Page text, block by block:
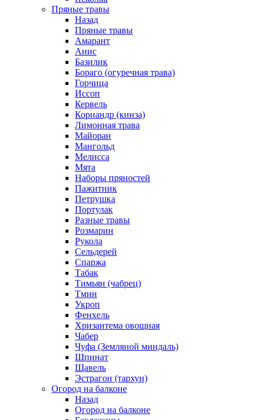
Пряные травы
Назад
Пряные травы
Амарант
Анис
Базилик
Бораго (огуречная трава)
Горчица
Иссоп
Кервель
Кориандр (кинза)
Лимонная трава
Майоран
Мангольд
Мелисса
Мята
Наборы пряностей
Пажитник
Петрушка
Портулак
Разные травы
Розмарин
Рукола
Сельдерей
Спаржа
Табак
Тимьян (чабрец)
Тмин
Укроп
Фенхель
Хризантема овощная
Чабер
Чуфа (Земляной миндаль)
Шпинат
Щавель
Эстрагон (тархун)
Огород на балконе
Назад
Огород на балконе